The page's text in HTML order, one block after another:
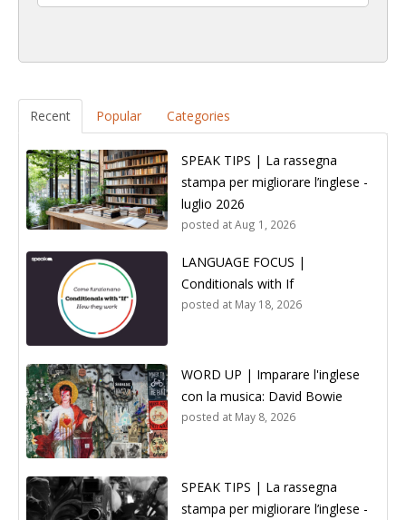
Recent Popular Categories
SPEAK TIPS | La rassegna
stampa per migliorare l’inglese -
luglio 2026
posted atAug 1, 2026
LANGUAGE FOCUS |
Conditionals with If
posted at May 18, 2026
WORD UP | Imparare l'inglese
con la musica: David Bowie
posted at May 8, 2026
SPEAK TIPS | La rassegna
stampa per migliorare l’inglese -